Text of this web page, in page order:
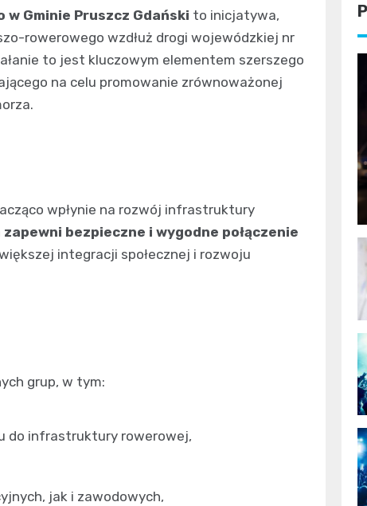
Gminie Pruszcz Gdański to inicjatywa,
rowerowego wzdłuż drogi wojewódzkiej nr
to jest kluczowym elementem szerszego
na celu promowanie zrównoważonej
wpłynie na rozwój infrastruktury
bezpieczne i wygodne połączenie
integracji społecznej i rozwoju
grup, w tym:
do infrastruktury rowerowej,
jak i zawodowych,